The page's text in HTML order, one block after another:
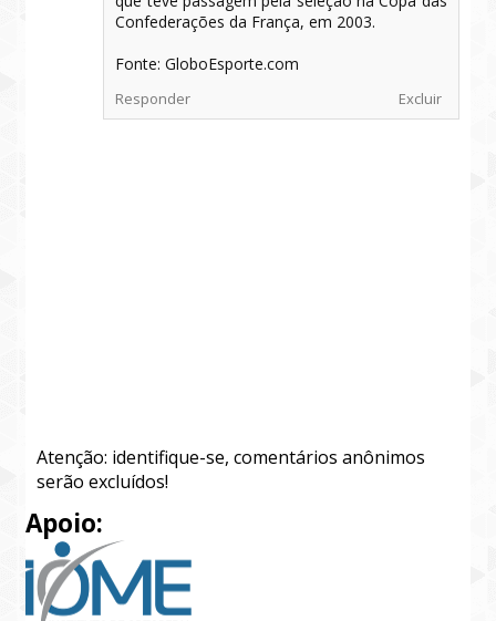
Confederações da França, em 2003.
Fonte: GloboEsporte.com
Responder Excluir
Atenção: identifique-se, comentários anônimos
serão excluídos!
Apoio: